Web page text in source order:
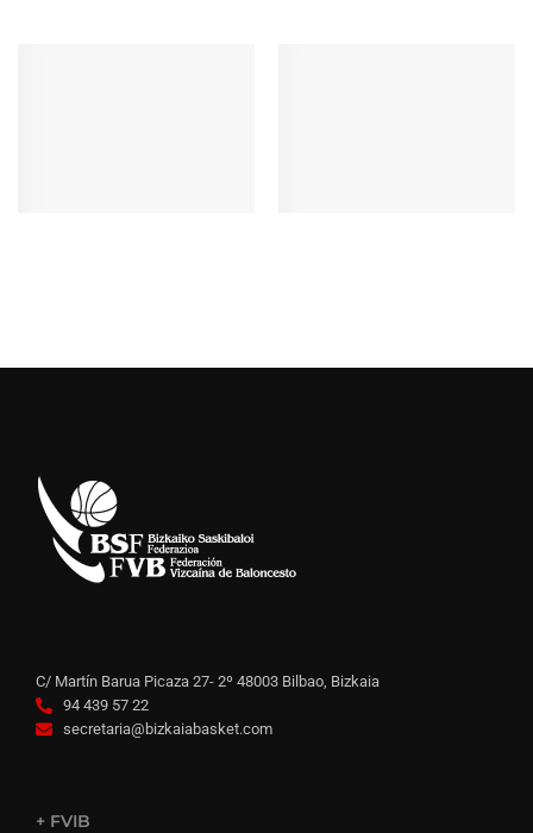
C/ Martín Barua Picaza 27- 2º 48003 Bilbao, Bizkaia
94 439 57 22
secretaria@bizkaiabasket.com
+ FVIB